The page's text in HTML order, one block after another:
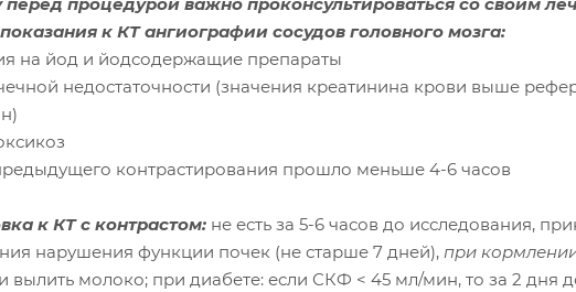
к КТ ангиографии сосудов головного мозга:
на йод и йодсодержащие препараты
недостаточности (значения креатинина крови выше
контрастирования прошло меньше 4-6 часов
к КТ с контрастом: не есть за 5-6 часов до исследования,
нарушения функции почек (не старше 7 дней), при
вылить молоко; при диабете: если СКФ < 45 мл/мин, то за 2 дня